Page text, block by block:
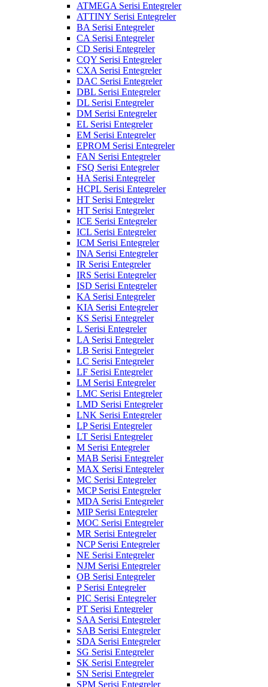
ATMEGA Serisi Entegreler
ATTINY Serisi Entegreler
BA Serisi Entegreler
CA Serisi Entegreler
CD Serisi Entegreler
CQY Serisi Entegreler
CXA Serisi Entegreler
DAC Serisi Entegreler
DBL Serisi Entegreler
DL Serisi Entegreler
DM Serisi Entegreler
EL Serisi Entegreler
EM Serisi Entegreler
EPROM Serisi Entegreler
FAN Serisi Entegreler
FSQ Serisi Entegreler
HA Serisi Entegreler
HCPL Serisi Entegreler
HT Serisi Entegreler
HT Serisi Entegreler
ICE Serisi Entegreler
ICL Serisi Entegreler
ICM Serisi Entegreler
INA Serisi Entegreler
IR Serisi Entegreler
IRS Serisi Entegreler
ISD Serisi Entegreler
KA Serisi Entegreler
KIA Serisi Entegreler
KS Serisi Entegreler
L Serisi Entegreler
LA Serisi Entegreler
LB Serisi Entegreler
LC Serisi Entegreler
LF Serisi Entegreler
LM Serisi Entegreler
LMC Serisi Entegreler
LMD Serisi Entegreler
LNK Serisi Entegreler
LP Serisi Entegreler
LT Serisi Entegreler
M Serisi Entegreler
MAB Serisi Entegreler
MAX Serisi Entegreler
MC Serisi Entegreler
MCP Serisi Entegreler
MDA Serisi Entegreler
MIP Serisi Entegreler
MOC Serisi Entegreler
MR Serisi Entegreler
NCP Serisi Entegreler
NE Serisi Entegreler
NJM Serisi Entegreler
OB Serisi Entegreler
P Serisi Entegreler
PIC Serisi Entegreler
PT Serisi Entegreler
SAA Serisi Entegreler
SAB Serisi Entegreler
SDA Serisi Entegreler
SG Serisi Entegreler
SK Serisi Entegreler
SN Serisi Entegreler
SPM Serisi Entegreler